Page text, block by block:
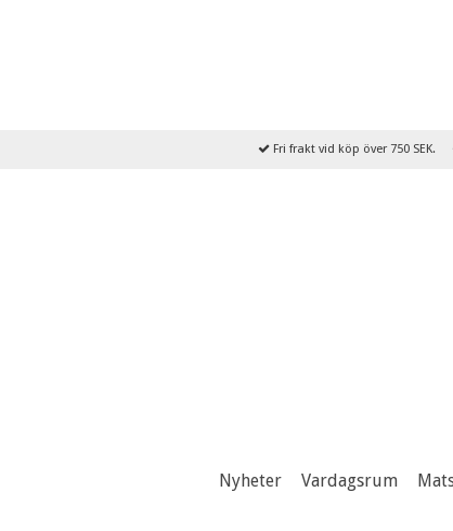
Fri frakt vid köp över 750 SEK.
Nyheter Vardagsrum